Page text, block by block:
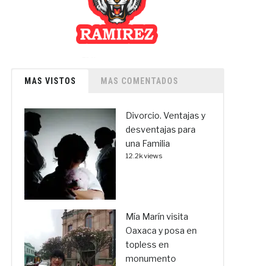
MAS VISTOS MAS COMENTADOS
Divorcio. Ventajas y
desventajas para
una Familia
12.2k views
Mía Marín visita
Oaxaca y posa en
topless en
monumento